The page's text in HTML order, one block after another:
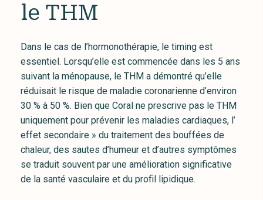
le THM
Dans le cas de l’hormonothérapie, le timing est
essentiel. Lorsqu’elle est commencée dans les 5 ans
suivant la ménopause, le THM a démontré qu’elle
réduisait le risque de maladie coronarienne d’environ
30 % à 50 %. Bien que Coral ne prescrive pas le THM
uniquement pour prévenir les maladies cardiaques, l’
effet secondaire » du traitement des bouffées de
chaleur, des sautes d’humeur et d’autres symptômes
se traduit souvent par une amélioration significative
de la santé vasculaire et du profil lipidique.